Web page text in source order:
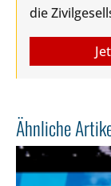
die
Ähnliche